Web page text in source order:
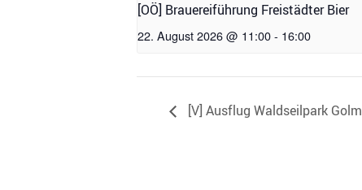
[OÖ] Brauereiführung Freistädter Bier
22. August 2026 @ 11:00- 16:00
[V] Ausflug Waldseilpark Golm